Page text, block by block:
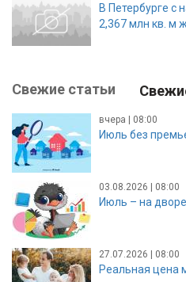
В Петербурге с
2,367 млн кв. м
Свежие статьи
вчера | 08:00
Июль без
03.08.2026 | 08:00
Июль – на дворе
27.07.2026 | 08:00
Реальная цена